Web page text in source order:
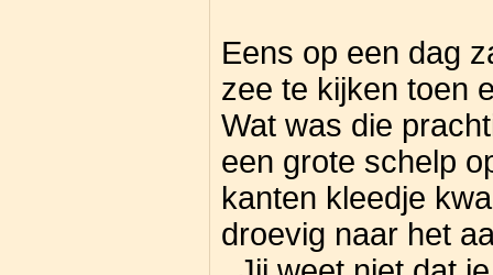
Eens op een dag
zee te kijken toen
Wat was die
een grote schelp
kanten kleedje
droevig naar het